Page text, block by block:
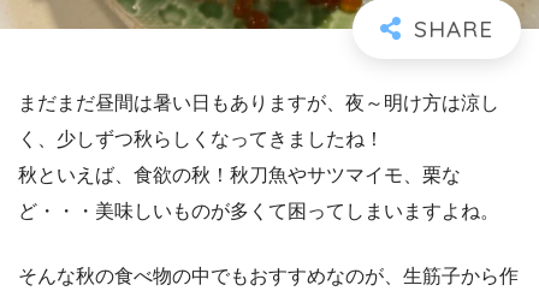
まだまだ昼間は暑い日もありますが、夜～明け方は涼し
く、少しずつ秋らしくなってきましたね！
秋といえば、食欲の秋！秋刀魚やサツマイモ、栗な
ど・・・美味しいものが多くて困ってしまいますよね。
そんな秋の食べ物の中でもおすすめなのが、生筋子から作